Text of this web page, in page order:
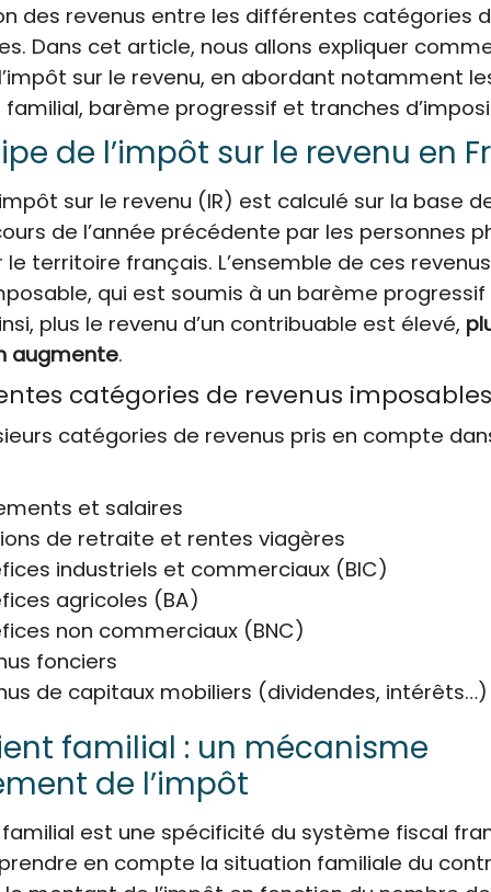
des revenus entre les différentes catégories
Dans cet article, nous allons expliquer
sur le revenu, en abordant notamment
barème progressif et tranches
de l’impôt sur le revenu en
sur le revenu (IR) est calculé sur la base
de l’année précédente par les personnes
le territoire français. L’ensemble de ces
qui est soumis à un barème
plus le revenu d’un contribuable est élevé,
augmente.
catégories de revenus imposables
catégories de revenus pris en compte
et salaires
de retraite et rentes viagères
industriels et commerciaux (BIC)
agricoles (BA)
non commerciaux (BNC)
fonciers
de capitaux mobiliers (dividendes, intérêts…)
familial : un mécanisme
de l’impôt
est une spécificité du système fiscal
en compte la situation familiale du